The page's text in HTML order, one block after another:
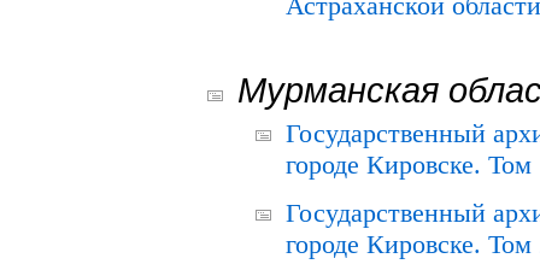
Астраханской
Мурманская
Государственный
городе Кировске.
Государственный
городе Кировске.